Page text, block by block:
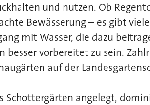
und nutzen. Ob
Bewässerung – es gibt
mit Wasser, die dazu
besser vorbereitet zu sein.
auf der
Schottergärten angelegt,